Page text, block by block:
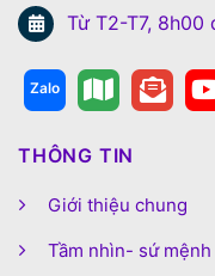
Từ T2-T7, 8h00
THÔNG TIN
Giới thiệu chung
Tầm nhìn- sứ mệnh